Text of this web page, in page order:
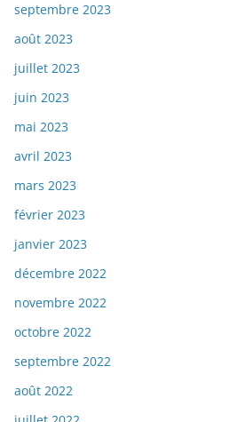
septembre 2023
août 2023
juillet 2023
juin 2023
mai 2023
avril 2023
mars 2023
février 2023
janvier 2023
décembre 2022
novembre 2022
octobre 2022
septembre 2022
août 2022